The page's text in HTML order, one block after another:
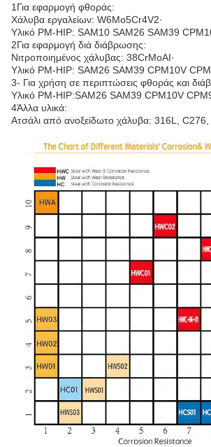
1Για εφαρμογή φθοράς:
Χάλυβα εργαλείων: W6Mo5Cr4V2·
Υλικό PM-HIP: SAM10 SAM26 SAM39
2Για εφαρμογή διά διάβρωσης:
Νιτροποιημένος χάλυβας: 38CrMoAI·
Υλικό PM-HIP: SAM26 SAM39 CPM10V
3- Για χρήση σε περιπτώσεις φθοράς και
Υλικό PM-HIP:SAM26 SAM39 CPM10V
4Άλλα υλικά:
Ατσάλι από ανοξείδωτο χάλυβα: 316L, C276,